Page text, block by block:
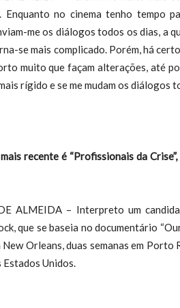
Enquanto no cinema tenho tempo
me os diálogos todos os dias, a
se mais complicado. Porém, há
muito que façam alterações, até
rígido e se me mudam os
recente é “Profissionais da
ALMEIDA – Interpreto um
que se baseia no documentário
New Orleans, duas semanas em
Unidos.